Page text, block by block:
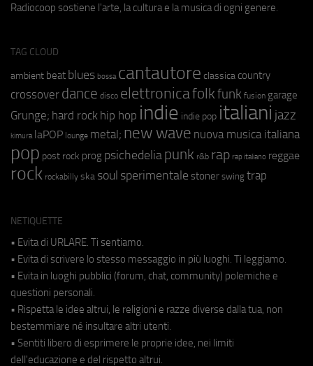
Radiocoop sostiene l'arte, la cultura e la musica di ogni genere.
TAG CLOUD
ambient beat blues bossa cantautore classica country
crossover dance disco elettronicafolkfunk fusion garage
Grunge; hard rock hip hop indie indie pop italiani jazz
kimura laPOP lounge metal; new wave nuova musica italiana
pop post rock prog psichedeliapunk r&b rap rap italiano reggae
rock rockabilly ska soul sperimentale stoner swing trap
NETIQUETTE
• Evita di URLARE. Ti sentiamo.
• Evita di scrivere lo stesso messaggio in più luoghi. Ti leggiamo.
• Evita in luoghi pubblici (forum, chat, community) polemiche e
questioni personali.
• Rispetta le idee altrui, le religioni e razze diverse dalla tua, non
bestemmiare né insultare altri utenti.
• Sentiti libero di esprimere le proprie idee, nei limiti
dell'educazione e del rispetto altrui.